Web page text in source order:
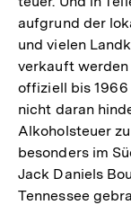
aufgrund der
und vielen
verkauft
offiziell bis
nicht daran
Alkoholsteuer
besonders im
Jack Daniels
Tennessee